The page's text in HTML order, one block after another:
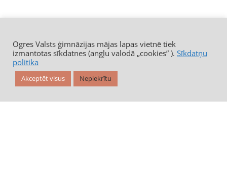
Ogres Valsts ģimnāzijas mājas lapas vietnē tiek
izmantotas sīkdatnes (angļu valodā „cookies” ). Sīkdatņu
politika
Akceptēt visus Nepiekrītu